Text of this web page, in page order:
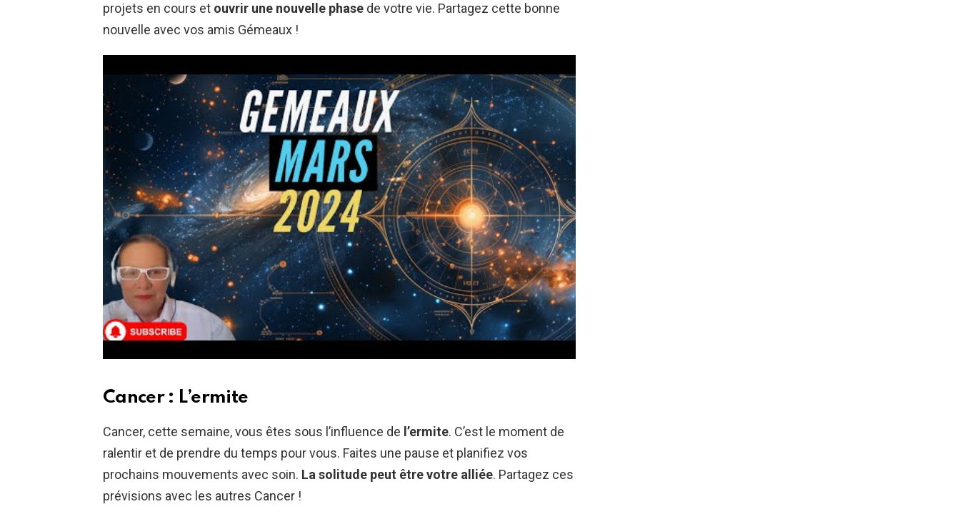
projets en cours et ouvrir une nouvelle phase de votre vie. Partagez cette bonne
nouvelle avec vos amis Gémeaux !
Cancer : L’ermite
Cancer, cette semaine, vous êtes sous l’influence de l’ermite. C’est le moment de
ralentir et de prendre du temps pour vous. Faites une pause et planifiez vos
prochains mouvements avec soin. La solitude peut être votre alliée. Partagez ces
prévisions avec les autres Cancer !